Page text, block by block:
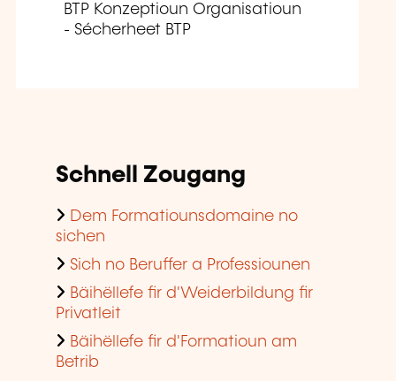
BTP Konzeptioun Organisatioun
- Sécherheet BTP
Schnell Zougang
Dem Formatiounsdomaine no
sichen
Sich no Beruffer a Professiounen
Bäihëllefe fir d'Weiderbildung fir
Privatleit
Bäihëllefe fir d'Formatioun am
Betrib